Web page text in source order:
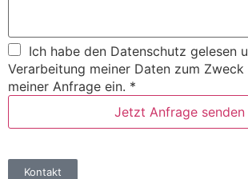
Ich habe den Datenschutz gelesen
Verarbeitung meiner Daten zum
meiner Anfrage ein. *
Jetzt Anfrage senden
Kontakt